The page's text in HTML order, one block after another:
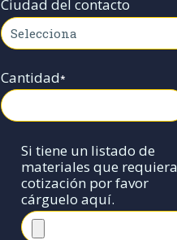
Ciudad del contacto
Cantidad*
Si tiene un listado de
materiales que requiera
cotización por favor
cárguelo aquí.